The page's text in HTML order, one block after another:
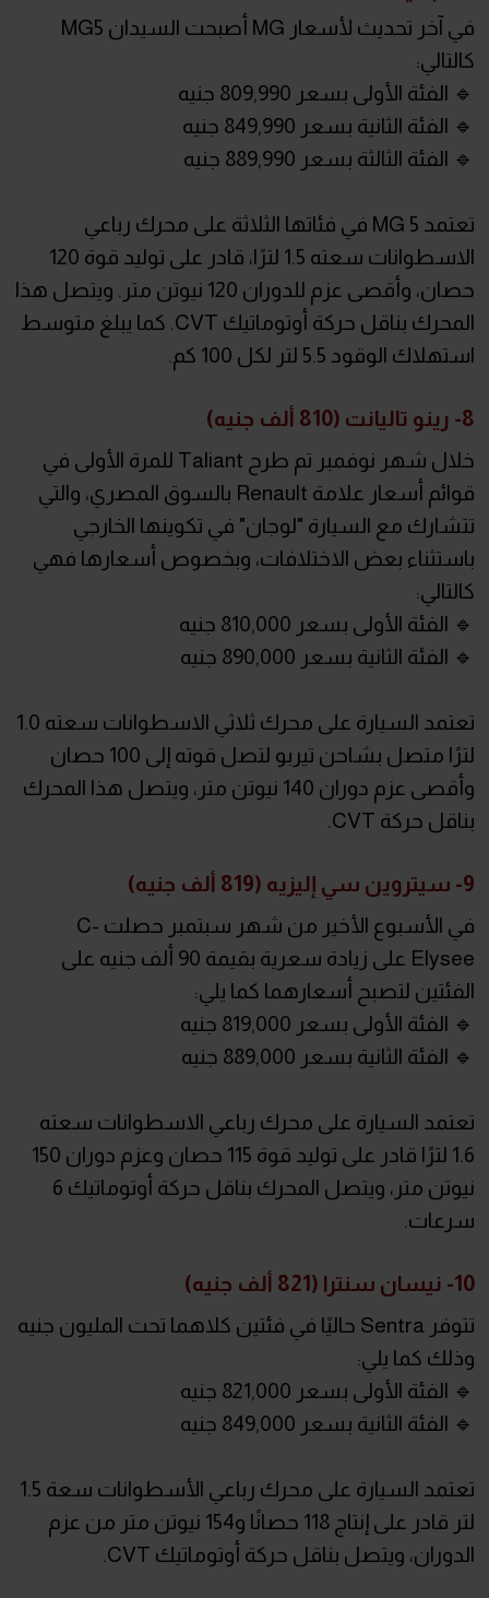
في آخر تحديث لأسعار MG أصبحت السيدان MG5
كالتالي:
🔹 الفئة الأولى بسعر 809,990 جنيه
🔹 الفئة الثانية بسعر 849,990 جنيه
🔹 الفئة الثالثة بسعر 889,990 جنيه
تعتمد MG 5 في فئاتها الثلاثة على محرك رباعي
الاسطوانات سعته 1.5 لترًا، قادر على توليد قوة 120
حصان، وأقصى عزم للدوران 120 نيوتن متر. ويتصل هذا
المحرك بناقل حركة أوتوماتيك CVT. كما يبلغ متوسط
استهلاك الوقود 5.5 لتر لكل 100 كم.
8- رينو تاليانت (810 ألف جنيه)
خلال شهر نوفمبر تم طرح Taliant للمرة الأولى في
قوائم أسعار علامة Renault بالسوق المصري، والتي
تتشارك مع السيارة "لوجان" في تكوينها الخارجي
باستثناء بعض الاختلافات، وبخصوص أسعارها فهي
كالتالي:
🔹 الفئة الأولى بسعر 810,000 جنيه
🔹 الفئة الثانية بسعر 890,000 جنيه
تعتمد السيارة على محرك ثلاثي الاسطوانات سعته 1.0
لترًا متصل بشاحن تيربو لتصل قوته إلى 100 حصان
وأقصى عزم دوران 140 نيوتن متر، ويتصل هذا المحرك
بناقل حركة CVT.
9- سيتروين سي إليزيه (819 ألف جنيه)
في الأسبوع الأخير من شهر سبتمبر حصلت C-
Elysee على زيادة سعرية بقيمة 90 ألف جنيه على
الفئتين لتصبح أسعارهما كما يلي:
🔹 الفئة الأولى بسعر 819,000 جنيه
🔹 الفئة الثانية بسعر 889,000 جنيه
تعتمد السيارة على محرك رباعي الاسطوانات سعته
1.6 لترًا قادر على توليد قوة 115 حصان وعزم دوران 150
نيوتن متر، ويتصل المحرك بناقل حركة أوتوماتيك 6
سرعات.
10- نيسان سنترا (821 ألف جنيه)
تتوفر Sentra حاليًا في فئتين كلاهما تحت المليون جنيه
وذلك كما يلي:
🔹 الفئة الأولى بسعر 821,000 جنيه
🔹 الفئة الثانية بسعر 849,000 جنيه
تعتمد السيارة على محرك رباعي الأسطوانات سعة 1.5
لتر قادر على إنتاج 118 حصانًا و154 نيوتن متر من عزم
الدوران، ويتصل بناقل حركة أوتوماتيك CVT.